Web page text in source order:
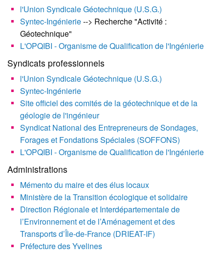
l'Union Syndicale Géotechnique (U.S.G.)
Syntec-Ingénierie--> Recherche "Activité :
Géotechnique"
L'OPQIBI - Organisme de Qualification de l'Ingénierie
Syndicats professionnels
l'Union Syndicale Géotechnique (U.S.G.)
Syntec-Ingénierie
Site officiel des comités de la géotechnique et de la
géologie de l'ingénieur
Syndicat National des Entrepreneurs de Sondages,
Forages et Fondations Spéciales (SOFFONS)
L'OPQIBI - Organisme de Qualification de l'Ingénierie
Administrations
Mémento du maire et des élus locaux
Ministère de la Transition écologique et solidaire
Direction Régionale et Interdépartementale de
l’Environnement et de l’Aménagement et des
Transports d’Île-de-France (DRIEAT-IF)
Préfecture des Yvelines